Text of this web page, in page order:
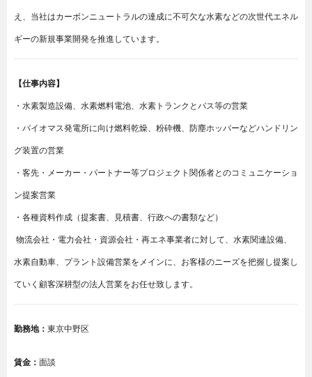
え、当社はカーボンニュートラルの達成に不可欠な水素などの次世代エネル
ギーの新規事業開発を推進しています。
【仕事内容】
・水素製造設備、水素燃料電池、水素トランクとバス等の営業
・バイオマス発電所に向け燃料乾燥、粉砕機、防塵ホッパーなどハンドリン
グ装置の営業
・客先・メーカー・パートナー等プロジェクト関係者とのコミュニケーショ
ン提案営業
・各種資料作成（提案書、見積書、行政への書類など）
物流会社・電力会社・資源会社・再エネ事業者に対して、水素関連設備、
水素自動車、プラント設備営業をメインに、お客様のニーズを把握し提案し
ていく顧客深耕型の法人営業をお任せ致します。
勤務地： 東京中野区
賃金： 面談